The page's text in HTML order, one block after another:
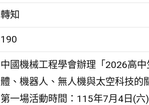
轉知
190
中國機械工程學會辦理「2026高
體、機器人、無人機與太空科技的
第一場活動時間：115年7月4日(